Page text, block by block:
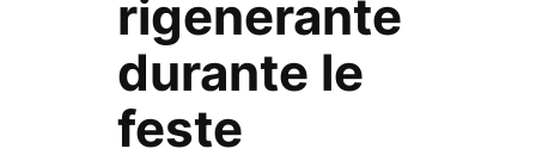
rigenerante
durante le
feste